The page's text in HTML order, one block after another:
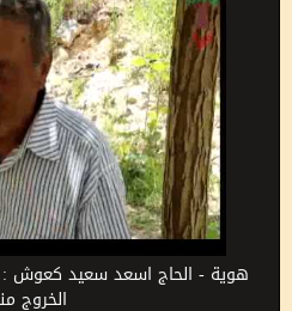
هوية - الحاج اسعد سعيد كعوش :
الخروج